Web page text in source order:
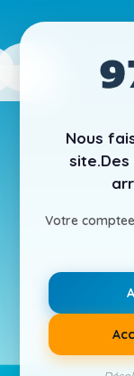
Nous
site.
Votre compte